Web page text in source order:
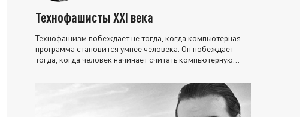
Технофашисты XXI века
Технофашизм побеждает не тогда, когда компьютерная
программа становится умнее человека. Он побеждает
тогда, когда человек начинает считать компьютерную